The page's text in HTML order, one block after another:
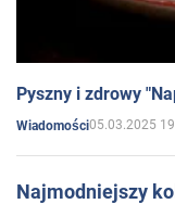
Pyszny i zdrowy
Wiadomości05.03.2025
Najmodniejszy